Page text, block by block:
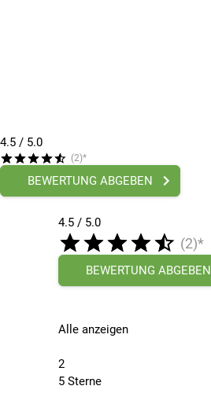
4.5 / 5.0
(2)*
BEWERTUNG ABGEBEN
4.5 / 5.0
(2)*
BEWERTUNG ABGEBEN
Alle anzeigen
2
5 Sterne